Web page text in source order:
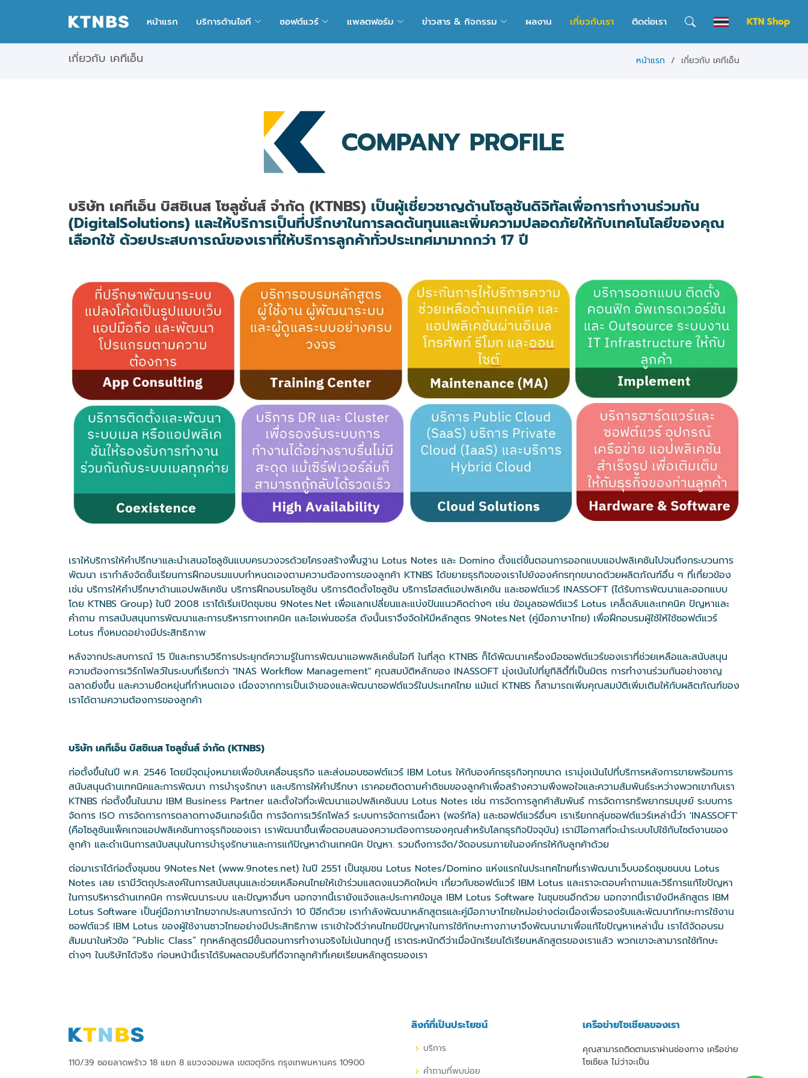
หน้าแรก บริการด้านไอที ซอฟต์แวร์ แพลตฟอร์ม ข่าวสาร & กิจกรรม ผลงาน เกี่ยวกับเรา ติดต่อเรา KTN Shop
เกี่ยวกับ เคทีเอ็น หน้าแรก เกี่ยวกับ เคทีเอ็น
COMPANY PROFILE
บริษัท เคทีเอ็น บิสซิเนส โซลูชั่นส์ จำกัด (KTNBS) เป็นผู้เชี่ยวชาญด้านโซลูชันดิจิทัลเพื่อการทำงานร่วมกัน
(DigitalSolutions) และให้บริการเป็นที่ปรึกษาในการลดต้นทุนและเพิ่มความปลอดภัยให้กับเทคโนโลยีของคุณ
เลือกใช้ ด้วยประสบการณ์ของเราที่ให้บริการลูกค้าทั่วประเทศมามากกว่า 17 ปี
เราให้บริการให้คำปรึกษาและนำเสนอโซลูชันแบบครบวงจรด้วยโครงสร้างพื้นฐาน Lotus Notes และ Domino ตั้งแต่ขั้นตอนการออกแบบแอปพลิเคชันไปจนถึงกระบวนการ
พัฒนา เรากำลังจัดชั้นเรียนการฝึกอบรมแบบกำหนดเองตามความต้องการของลูกค้า KTNBS ได้ขยายธุรกิจของเราไปยังองค์กรทุกขนาดด้วยผลิตภัณฑ์อื่น ๆ ที่เกี่ยวข้อง
เช่น บริการให้คำปรึกษาด้านแอปพลิเคชัน บริการฝึกอบรมโซลูชัน บริการติดตั้งโซลูชัน บริการโฮสต์แอปพลิเคชัน และซอฟต์แวร์ INASSOFT (ได้รับการพัฒนาและออกแบบ
โดย KTNBS Group) ในปี 2008 เราได้เริ่มเปิดชุมชน 9Notes.Net เพื่อแลกเปลี่ยนและแบ่งปันแนวคิดต่างๆ เช่น ข้อมูลซอฟต์แวร์ Lotus เคล็ดลับและเทคนิค ปัญหาและ
คำถาม การสนับสนุนการพัฒนาและการบริหารทางเทคนิค และโอเพ่นซอร์ส ดังนั้นเราจึงจัดให้มีหลักสูตร 9Notes.Net (คู่มือภาษาไทย) เพื่อฝึกอบรมผู้ใช้ให้ใช้ซอฟต์แวร์
Lotus ทั้งหมดอย่างมีประสิทธิภาพ
หลังจากประสบการณ์ 15 ปีและทราบวิธีการประยุกต์ความรู้ในการพัฒนาแอพพลิเคชั่นไอที ในที่สุด KTNBS ก็ได้พัฒนาเครื่องมือซอฟต์แวร์ของเราที่ช่วยเหลือและสนับสนุน
ความต้องการเวิร์กโฟลว์ในระบบที่เรียกว่า "INAS Workflow Management" คุณสมบัติหลักของ INASSOFT มุ่งเน้นไปที่ยูทิลิตี้ที่เป็นมิตร การทำงานร่วมกันอย่างชาญ
ฉลาดยิ่งขึ้น และความยืดหยุ่นที่กำหนดเอง เนื่องจากการเป็นเจ้าของและพัฒนาซอฟต์แวร์ในประเทศไทย แม้แต่ KTNBS ก็สามารถเพิ่มคุณสมบัติเพิ่มเติมให้กับผลิตภัณฑ์ของ
เราได้ตามความต้องการของลูกค้า
บริษัท เคทีเอ็น บิสซิเนส โซลูชั่นส์ จำกัด (KTNBS)
ก่อตั้งขึ้นในปี พ.ศ. 2546 โดยมีจุดมุ่งหมายเพื่อขับเคลื่อนธุรกิจ และส่งมอบซอฟต์แวร์ IBM Lotus ให้กับองค์กรธุรกิจทุกขนาด เรามุ่งเน้นไปที่บริการหลังการขายพร้อมการ
สนับสนุนด้านเทคนิคและการพัฒนา การบำรุงรักษา และบริการให้คำปรึกษา เราคอยติดตามคำติชมของลูกค้าเพื่อสร้างความพึงพอใจและความสัมพันธ์ระหว่างพวกเขากับเรา
KTNBS ก่อตั้งขึ้นในนาม IBM Business Partner และตั้งใจที่จะพัฒนาแอปพลิเคชันบน Lotus Notes เช่น การจัดการลูกค้าสัมพันธ์ การจัดการทรัพยากรมนุษย์ ระบบการ
จัดการ ISO การจัดการการตลาดทางอินเทอร์เน็ต การจัดการเวิร์กโฟลว์ ระบบการจัดการเนื้อหา (พอร์ทัล) และซอฟต์แวร์อื่นๆ เราเรียกกลุ่มซอฟต์แวร์เหล่านี้ว่า 'INASSOFT'
(คือโซลูชันแพ็คเกจแอปพลิเคชันทางธุรกิจของเรา เราพัฒนาขึ้นเพื่อตอบสนองความต้องการของคุณสำหรับโลกธุรกิจปัจจุบัน) เรามีโอกาสที่จะนำระบบไปใช้กับไซต์งานของ
ลูกค้า และดำเนินการสนับสนุนในการบำรุงรักษาและการแก้ปัญหาด้านเทคนิค ปัญหา. รวมถึงการจัด/จัดอบรมภายในองค์กรให้กับลูกค้าด้วย
ต่อมาเราได้ก่อตั้งชุมชน 9Notes.Net (www.9notes.net) ในปี 2551 เป็นชุมชน Lotus Notes/Domino แห่งแรกในประเทศไทยที่เราพัฒนาเว็บบอร์ดชุมชนบน Lotus
Notes เลย เรามีวัตถุประสงค์ในการสนับสนุนและช่วยเหลือคนไทยให้เข้าร่วมแสดงแนวคิดใหม่ๆ เกี่ยวกับซอฟต์แวร์ IBM Lotus และเราจะตอบคำถามและวิธีการแก้ไขปัญหา
ในการบริหารด้านเทคนิค การพัฒนาระบบ และปัญหาอื่นๆ นอกจากนี้เรายังแจ้งและประกาศข้อมูล IBM Lotus Software ในชุมชนอีกด้วย นอกจากนี้เรายังมีหลักสูตร IBM
Lotus Software เป็นคู่มือภาษาไทยจากประสบการณ์กว่า 10 ปีอีกด้วย เรากำลังพัฒนาหลักสูตรและคู่มือภาษาไทยใหม่อย่างต่อเนื่องเพื่อรองรับและพัฒนาทักษะการใช้งาน
ซอฟต์แวร์ IBM Lotus ของผู้ใช้งานชาวไทยอย่างมีประสิทธิภาพ เราเข้าใจดีว่าคนไทยมีปัญหาในการใช้ทักษะทางภาษาจึงพัฒนามาเพื่อแก้ไขปัญหาเหล่านั้น เราได้จัดอบรม
สัมมนาในหัวข้อ “Public Class” ทุกหลักสูตรมีขั้นตอนการทำงานจริงไม่เน้นทฤษฎี เราตระหนักดีว่าเมื่อนักเรียนได้เรียนหลักสูตรของเราแล้ว พวกเขาจะสามารถใช้ทักษะ
ต่างๆ ในบริษัทได้จริง ก่อนหน้านี้เราได้รับผลตอบรับที่ดีจากลูกค้าที่เคยเรียนหลักสูตรของเรา
110/39 ซอยลาดพร้าว 18 แยก 8 แขวงจอมพล เขตจตุจักร กรุงเทพมหานคร 10900
ลิงก์ที่เป็นประโยชน์
บริการ
คำถามที่พบบ่อย
เครือข่ายโซเชียลของเรา
คุณสามารถติดตามเราผ่านช่องทาง เครือข่าย
โซเชียล ไม่ว่าจะเป็น